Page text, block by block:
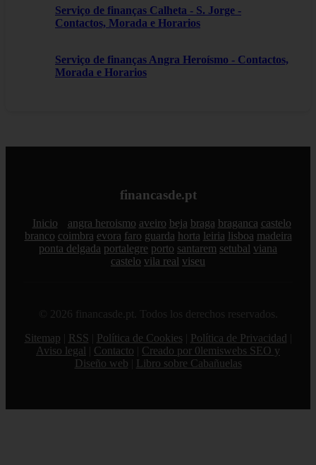
Serviço de finanças Calheta - S. Jorge -
Contactos, Morada e Horarios
Serviço de finanças Angra Heroísmo - Contactos,
Morada e Horarios
financasde.pt
Inicio angra heroismo aveiro beja braga braganca castelo
branco coimbra evora faro guarda horta leiria lisboa madeira
ponta delgada portalegre porto santarem setubal viana
castelo vila real viseu
© 2026 financasde.pt. Todos los derechos reservados.
Sitemap
RSS Política de Cookies Política de Privacidad
Aviso legal
Contacto
Creado por 0lemiswebs SEO y
Diseño web
Libro sobre Cabañuelas